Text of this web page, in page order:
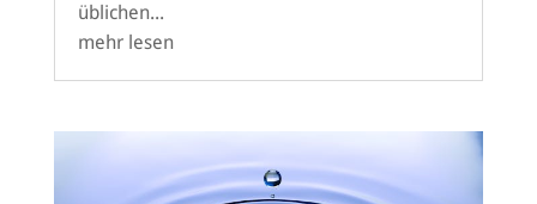
üblichen...
mehr lesen